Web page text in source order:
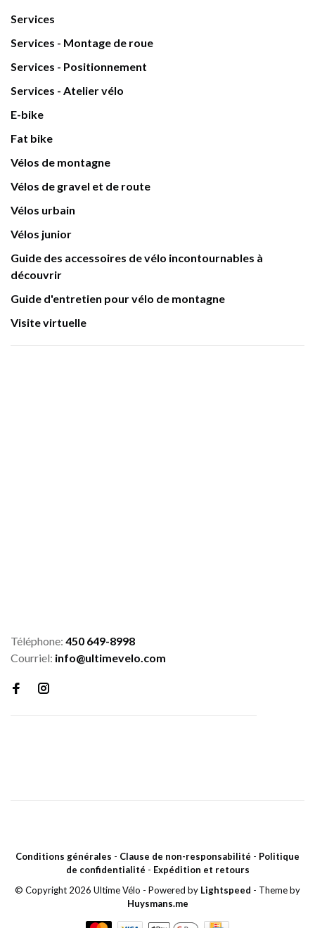
Services
Services - Montage de roue
Services - Positionnement
Services - Atelier vélo
E-bike
Fat bike
Vélos de montagne
Vélos de gravel et de route
Vélos urbain
Vélos junior
Guide des accessoires de vélo incontournables à
découvrir
Guide d'entretien pour vélo de montagne
Visite virtuelle
Téléphone: 450 649-8998
Courriel: info@ultimevelo.com
Conditions générales - Clause de non-responsabilité - Politique
de confidentialité - Expédition et retours
© Copyright 2026 Ultime Vélo - Powered by Lightspeed - Theme by
Huysmans.me